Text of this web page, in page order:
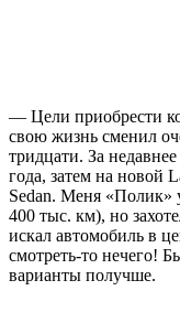
— Цели приобрести
свою жизнь сменил
тридцати. За
года, затем на новой
Sedan. Меня «Полик»
400 тыс. км), но
искал автомобиль в
смотреть-то нечего!
варианты получше.